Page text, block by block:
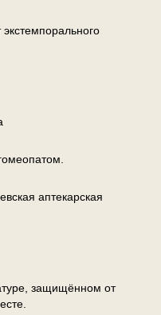
аптекарская
защищённом от